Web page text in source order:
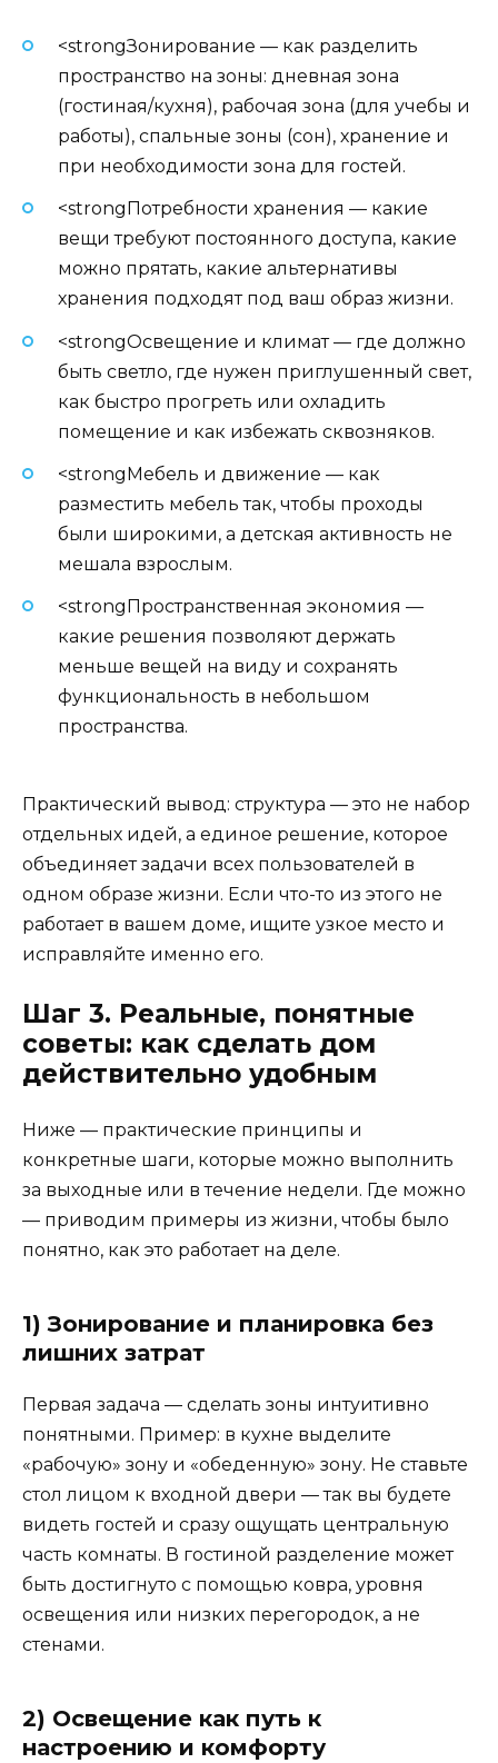
<strongЗонирование — как разделить
пространство на зоны: дневная зона
(гостиная/кухня), рабочая зона (для учебы и
работы), спальные зоны (сон), хранение и
при необходимости зона для гостей.
<strongПотребности хранения — какие
вещи требуют постоянного доступа, какие
можно прятать, какие альтернативы
хранения подходят под ваш образ жизни.
<strongОсвещение и климат — где должно
быть светло, где нужен приглушенный свет,
как быстро прогреть или охладить
помещение и как избежать сквозняков.
<strongМебель и движение — как
разместить мебель так, чтобы проходы
были широкими, а детская активность не
мешала взрослым.
<strongПространственная экономия —
какие решения позволяют держать
меньше вещей на виду и сохранять
функциональность в небольшом
пространства.
Практический вывод: структура — это не набор
отдельных идей, а единое решение, которое
объединяет задачи всех пользователей в
одном образе жизни. Если что-то из этого не
работает в вашем доме, ищите узкое место и
исправляйте именно его.
Шаг 3. Реальные, понятные
советы: как сделать дом
действительно удобным
Ниже — практические принципы и
конкретные шаги, которые можно выполнить
за выходные или в течение недели. Где можно
— приводим примеры из жизни, чтобы было
понятно, как это работает на деле.
1) Зонирование и планировка без
лишних затрат
Первая задача — сделать зоны интуитивно
понятными. Пример: в кухне выделите
«рабочую» зону и «обеденную» зону. Не ставьте
стол лицом к входной двери — так вы будете
видеть гостей и сразу ощущать центральную
часть комнаты. В гостиной разделение может
быть достигнуто с помощью ковра, уровня
освещения или низких перегородок, а не
стенами.
2) Освещение как путь к
настроению и комфорту